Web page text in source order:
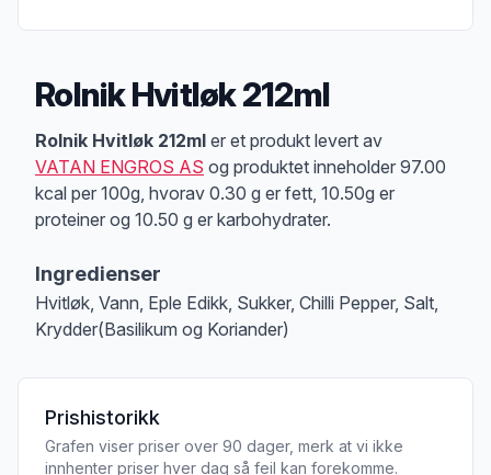
Rolnik Hvitløk 212ml
Produktbeskrivelse
Rolnik Hvitløk 212ml er et produkt levert av
VATAN ENGROS AS og produktet inneholder 97.00
kcal per 100g, hvorav 0.30 g er fett, 10.50g er
proteiner og 10.50 g er karbohydrater.
Ingredienser
Hvitløk, Vann, Eple Edikk, Sukker, Chilli Pepper, Salt,
Krydder(Basilikum og Koriander)
Prishistorikk
Grafen viser priser over 90 dager, merk at vi ikke
innhenter priser hver dag så feil kan forekomme.